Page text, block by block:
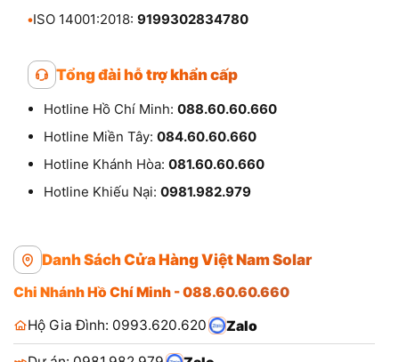
•ISO 14001:2018: 9199302834780
Tổng đài hỗ trợ khẩn cấp
Hotline Hồ Chí Minh: 088.60.60.660
Hotline Miền Tây: 084.60.60.660
Hotline Khánh Hòa: 081.60.60.660
Hotline Khiếu Nại: 0981.982.979
Danh Sách Cửa Hàng Việt Nam Solar
Chi Nhánh Hồ Chí Minh - 088.60.60.660
Hộ Gia Đình: 0993.620.620
Zalo